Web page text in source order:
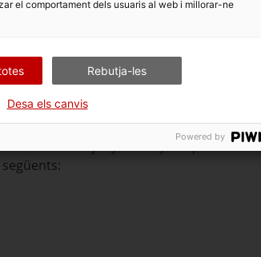
Ecològica (CCPAE) i complir les
fins el 10 de juny de l’any en què es
el comportament dels usuaris al web i millorar-ne
Rebutja-les
Desa els canvis
Powered by